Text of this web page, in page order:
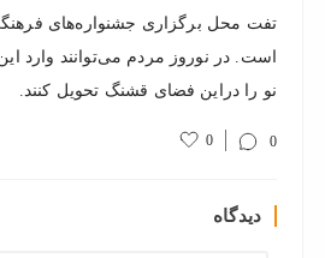
تفت محل برگزاری جشنواره‌های
است. در نوروز مردم می‌توانند وارد
نو را دراین فضای قشنگ تحویل کنند.
0
0
دیدگاه